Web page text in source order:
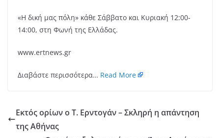
«Η δική μας πόλη» κάθε Σάββατο και Κυριακή 12:00-
14:00, στη Φωνή της Ελλάδας.
www.ertnews.gr
Διαβάστε περισσότερα… Read More
Εκτός ορίων ο Τ. Ερντογάν – Σκληρή η απάντηση
της Αθήνας